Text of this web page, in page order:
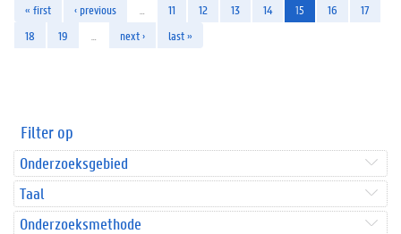
« first ‹ previous 11 12 13 14 15 16
17
18
19 next › last »
Filter op
Onderzoeksgebied
Taal
Onderzoeksmethode